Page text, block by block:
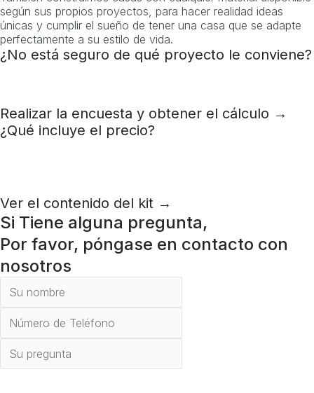
según sus propios proyectos, para hacer realidad ideas
únicas y cumplir el sueño de tener una casa que se adapte
perfectamente a su estilo de vida.
¿No está seguro de qué proyecto le conviene?
Realizar la encuesta y obtener el cálculo →
¿Qué incluye el precio?
Ver el contenido del kit →
Si Tiene alguna pregunta,
Por favor, póngase en contacto con
nosotros